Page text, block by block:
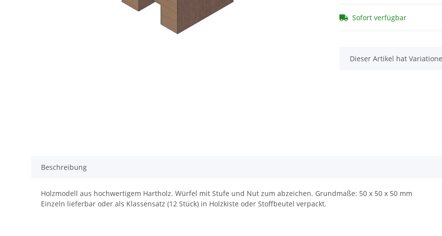
Sofort verfügbar
x
Dieser Artikel hat
Beschreibung
Holzmodell aus hochwertigem Hartholz. Würfel mit Stufe und Nut zum abzeichen. Grundmaße: 50 x 50 x 50 mm
Einzeln lieferbar oder als Klassensatz (12 Stück) in Holzkiste oder Stoffbeutel verpackt.